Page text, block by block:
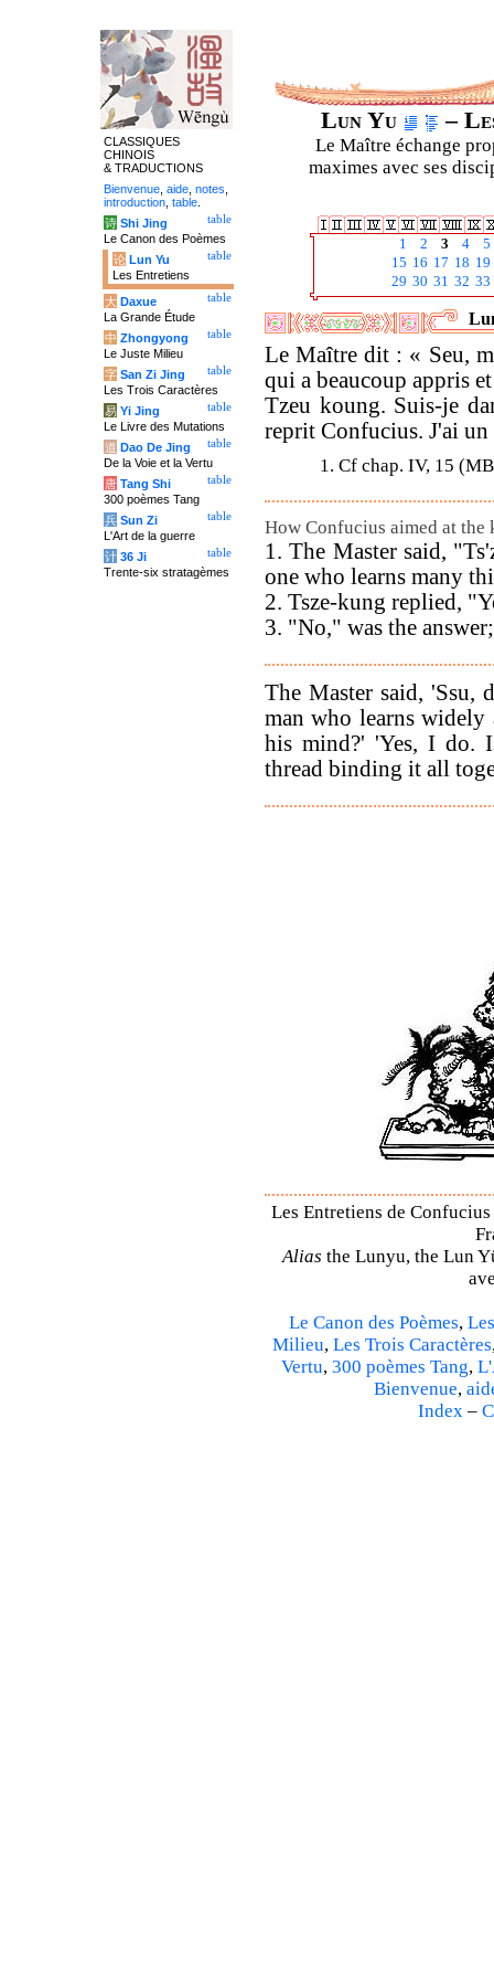
Lun Yu –
Le Maître échange
maximes avec ses
1 2 3 4
5
15 16 17 18 19
29 30 31 32 33
Le Maître dit : « Seu,
qui a beaucoup appris
Tzeu koung. Suis-je
reprit Confucius. J'ai
1. Cf chap. IV, 15
How Confucius aimed at
1. The Master said,
one who learns many
2. Tsze-kung replied,
3. "No," was the
The Master said,
man who learns widely
his mind?' 'Yes, I do.
thread binding it all
Les Entretiens de
Alias the Lunyu, the Lun
Le Canon des Poèmes,
Milieu, Les Trois Caractères
Vertu, 300 poèmes Tang,
Bienvenue,
Index –
CLASSIQUES
CHINOIS
& TRADUCTIONS
Bienvenue aide notes
introduction table
table
诗 Shi Jing
Le Canon des Poèmes
table
论 Lun Yu
Les Entretiens
table
大 Daxue
La Grande Étude
table
中 Zhongyong
Le Juste Milieu
table
字 San Zi Jing
Les Trois Caractères
table
易 Yi Jing
Le Livre des Mutations
table
道 Dao De Jing
De la Voie et la Vertu
table
唐 Tang Shi
300 poèmes Tang
table
兵 Sun Zi
L'Art de la guerre
table
计 36 Ji
Trente-six stratagèmes